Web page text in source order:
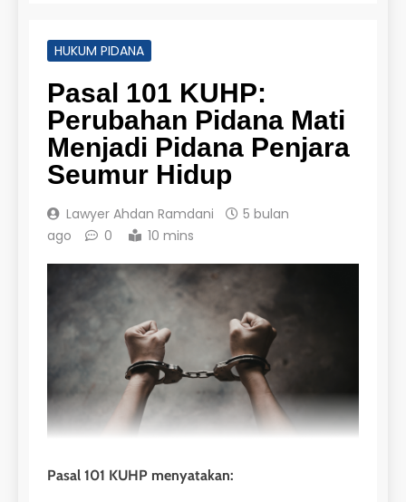
HUKUM PIDANA
Pasal 101 KUHP:
Perubahan Pidana Mati
Menjadi Pidana Penjara
Seumur Hidup
Lawyer Ahdan Ramdani
5 bulan
ago
0 10 mins
Pasal 101 KUHP menyatakan: